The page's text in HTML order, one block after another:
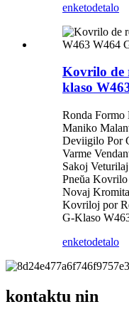
enketodetalo
Kovrilo de
klaso
Ronda Formo
Maniko
Deviigilo Por
Varme
Sakoj
Pneŭa
Novaj
Kovriloj por
G-Klaso
enketodetalo
kontaktu nin